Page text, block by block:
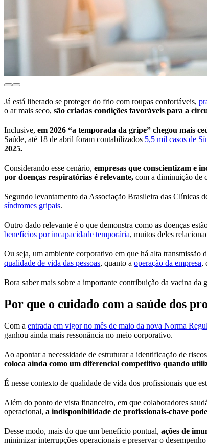
Já está liberado se proteger do frio com roupas confortáveis,
o ar mais seco, são criadas condições favoráveis para a
Inclusive, em 2026 “a temporada da gripe” chegou mais
Saúde, até 18 de abril foram contabilizados 5,5 mil casos de
2025.
Considerando esse cenário, empresas que conscientizam e
por doenças respiratórias é relevante, com a diminuição de
Segundo levantamento da Associação Brasileira das
síndromes gripais.
Outro dado relevante é o que demonstra como as doenças
benefícios por incapacidade temporária, muitos deles
Ou seja, um ambiente corporativo em que há alta transmissão
qualidade de vida das pessoas, quanto a operação da empresa,
Bora saber mais sobre a importante contribuição da vacina da
Por que o cuidado com a saúde dos
Com a entrada em vigor no mês de maio da nova Norma
ganhou ainda mais ressonância no meio corporativo.
Ao apontar a necessidade de estruturar a identificação de
coloca ainda como um diferencial competitivo quando
É nesse contexto de qualidade de vida dos profissionais que
Além do ponto de vista financeiro, em que colaboradores
operacional, a indisponibilidade de profissionais-chave
Desse modo, mais do que um benefício pontual, ações de
minimizar interrupções operacionais e preservar o